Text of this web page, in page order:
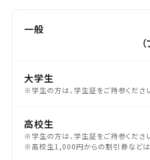
一般
大学生
※学生の方は、学生証をご持参ください
高校生
※学生の方は、学生証をご持参ください
※高校生1,000円からの割引券などは